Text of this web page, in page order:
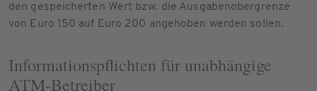
den gespeicherten Wert bzw. die Ausgabenobergrenze
von Euro 150 auf Euro 200 angehoben werden sollen.
Informationspflichten für unabhängige
ATM-Betreiber